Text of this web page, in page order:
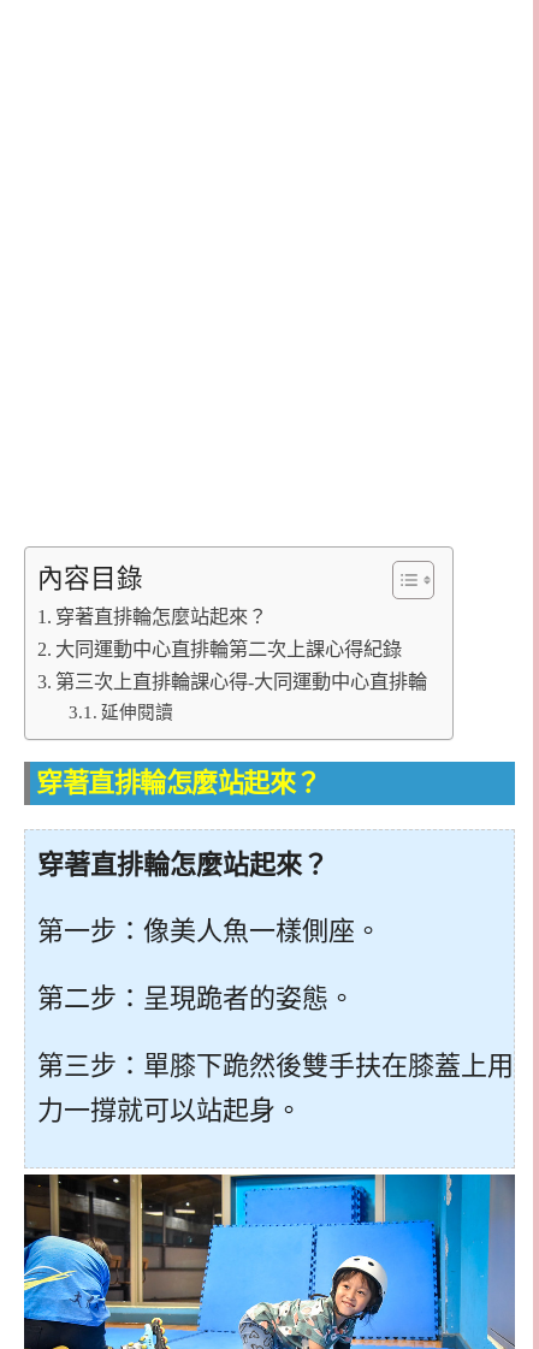
內容目錄
穿著直排輪怎麼站起來？
大同運動中心直排輪第二次上課心得紀錄
第三次上直排輪課心得-大同運動中心直排輪
延伸閱讀
穿著直排輪怎麼站起來？
穿著直排輪怎麼站起來？
第一步：像美人魚一樣側座。
第二步：呈現跪者的姿態。
第三步：單膝下跪然後雙手扶在膝蓋上用
力一撐就可以站起身。